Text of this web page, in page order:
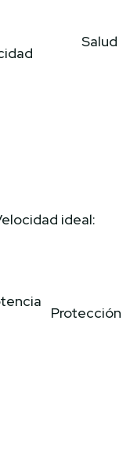
Salud
ideal:
Protección